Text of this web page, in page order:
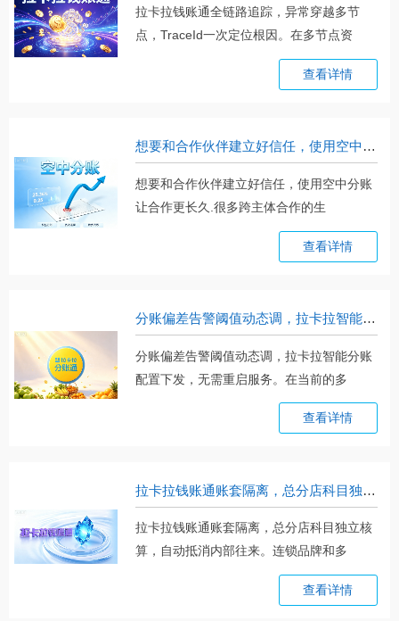
拉卡拉钱账通全链路追踪，异常穿越多节
点，TraceId一次定位根因。在多节点资
查看详情
想要和合作伙伴建立好信任，使用空中分账让合作更长久
想要和合作伙伴建立好信任，使用空中分账
让合作更长久.很多跨主体合作的生
查看详情
分账偏差告警阈值动态调，拉卡拉智能分账配置下发，无需重启服务
分账偏差告警阈值动态调，拉卡拉智能分账
配置下发，无需重启服务。在当前的多
查看详情
拉卡拉钱账通账套隔离，总分店科目独立核算，自动抵消内部往来
拉卡拉钱账通账套隔离，总分店科目独立核
算，自动抵消内部往来。连锁品牌和多
查看详情